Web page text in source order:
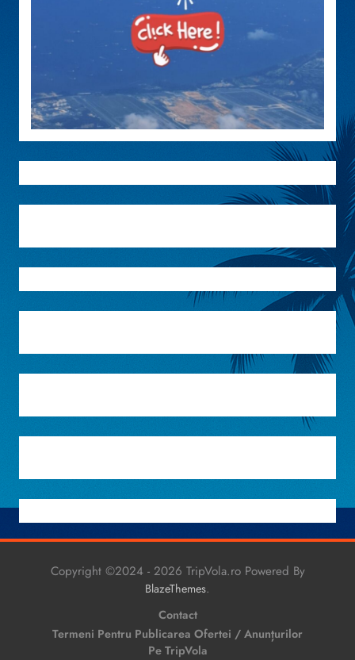
Copyright ©2024 - 2026 TripVola.ro Powered By
BlazeThemes.
Contact
Termeni Pentru Publicarea Ofertei / Anunțurilor
Pe TripVola